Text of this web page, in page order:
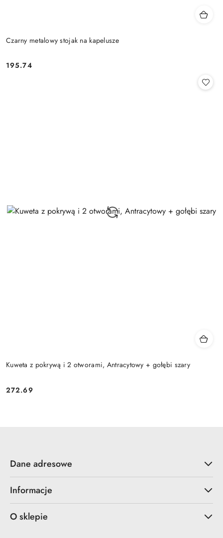
Czarny metalowy stojak na kapelusze
Cena:
195.74
Kuweta z pokrywą i 2 otworami, Antracytowy + gołębi szary
Cena:
272.69
Dane adresowe
Informacje
O sklepie